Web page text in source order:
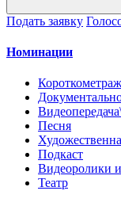
Подать заявку
Номинации
Песня
Подкаст
Видеоролики
Театр